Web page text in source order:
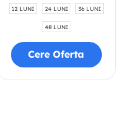
12 LUNI 24 LUNI 36 LUNI
48 LUNI
Cere Oferta